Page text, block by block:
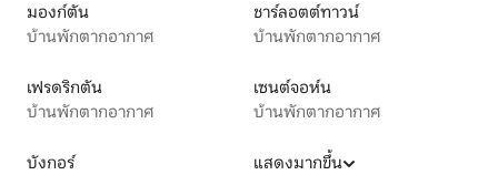
มองก์ตัน
บ้านพักตากอากาศ
ชาร์ลอตต์ทาวน์
บ้านพักตากอากาศ
เฟรดริกตัน
บ้านพักตากอากาศ
เซนต์จอห์น
บ้านพักตากอากาศ
บังกอร์
แสดงมากขึ้น